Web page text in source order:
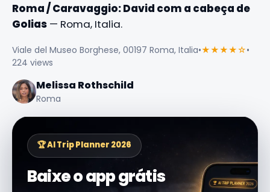
Roma / Caravaggio: David com a cabeça de
Golias — Roma, Italia.
Viale del Museo Borghese, 00197 Roma, Italia•★★★★☆•
224 views
Melissa Rothschild
Roma
🏆 AI Trip Planner 2026
Baixe o app grátis